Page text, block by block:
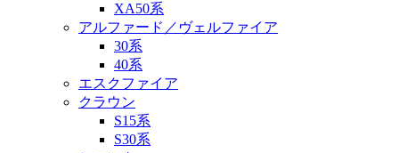
XA50系
アルファード／ヴェルファイア
30系
40系
エスクファイア
クラウン
S15系
S30系